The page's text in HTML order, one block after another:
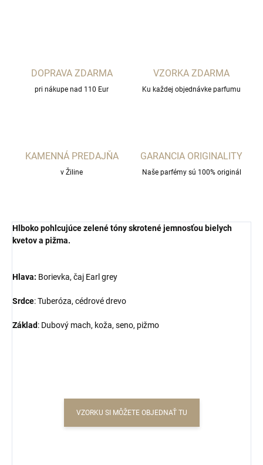
DOPRAVA ZDARMA
pri nákupe nad 110 Eur
VZORKA ZDARMA
Ku každej objednávke parfumu
KAMENNÁ PREDAJŇA
v Žiline
GARANCIA ORIGINALITY
Naše parfémy sú 100% originál
Hlboko pohlcujúce zelené tóny skrotené jemnosťou bielych
kvetov a pižma.
Hlava: Borievka, čaj Earl grey
Srdce:Tuberóza, cédrové drevo
Základ: Dubový mach, koža, seno, pižmo
VZORKU SI MÔŽETE OBJEDNAŤ TU